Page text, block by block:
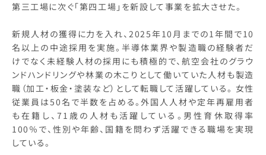
第三工場に次ぐ「第四工場」を新設して事業を拡大させた。
新規人材の獲得に力を入れ、2025年10月までの1年間で10
名以上の中途採用を実施。半導体業界や製造職の経験者だ
けでなく未経験人材の採用にも積極的で、航空会社のグラウ
ンドハンドリングや林業の木こりとして働いていた人材も製造
職（加工・板金・塗装など）として転職して活躍している。 女性
従業員は50名で半数を占める。外国人人材や定年再雇用者
も在籍し、71歳の人材も活躍している。男性育休取得率
100％で、性別や年齢、国籍を問わず活躍できる職場を実現
している。